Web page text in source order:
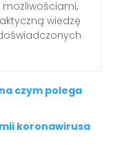
wiedzę
czym polega
koronawirusa